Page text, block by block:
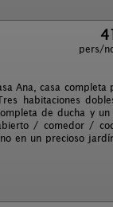
pers/
Ana, casa completa
habitaciones
de ducha y un
/ comedor /
en un precioso